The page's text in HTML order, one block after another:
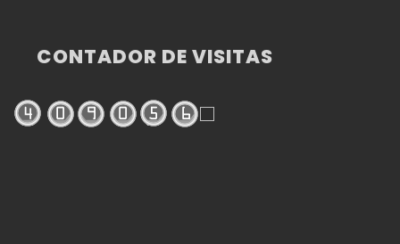
CONTADOR DE VISITAS